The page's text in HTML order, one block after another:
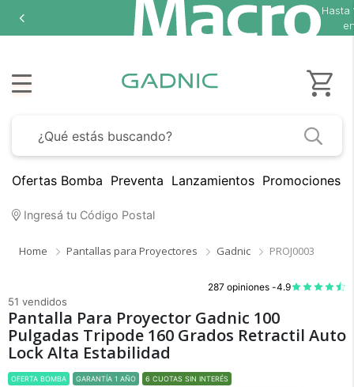
Hasta
Ofertas Bomba Preventa Lanzamientos Promociones
Ingresá tu Código Postal
Home Pantallas para Proyectores Gadnic PROJ0003
287 opiniones -4.9
51 vendidos
Pantalla Para Proyector Gadnic 100
Pulgadas Tripode 160 Grados Retractil Auto
Lock Alta Estabilidad
OFERTA BOMBA GARANTÍA 1 AÑO 6 CUOTAS SIN INTERÉS